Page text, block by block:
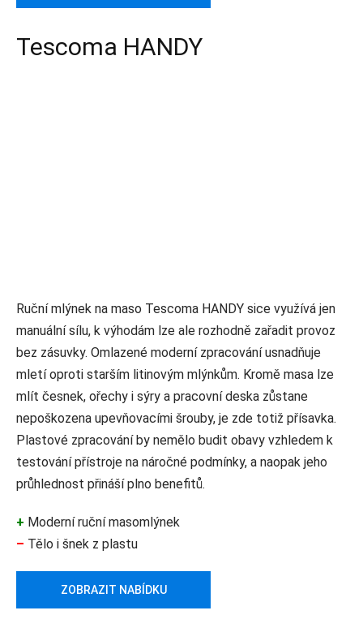
Tescoma HANDY
Ruční mlýnek na maso Tescoma HANDY sice využívá jen
manuální sílu, k výhodám lze ale rozhodně zařadit provoz
bez zásuvky. Omlazené moderní zpracování usnadňuje
mletí oproti starším litinovým mlýnkům. Kromě masa lze
mlít česnek, ořechy i sýry a pracovní deska zůstane
nepoškozena upevňovacími šrouby, je zde totiž přísavka.
Plastové zpracování by nemělo budit obavy vzhledem k
testování přístroje na náročné podmínky, a naopak jeho
průhlednost přináší plno benefitů.
+ Moderní ruční masomlýnek
– Tělo i šnek z plastu
ZOBRAZIT NABÍDKU